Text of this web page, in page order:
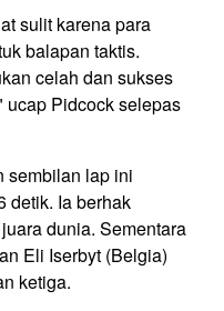
sulit karena para
balapan taktis.
celah dan sukses
ucap Pidcock selepas
sembilan lap ini
detik. Ia berhak
dunia. Sementara
Eli Iserbyt (Belgia)
ketiga.